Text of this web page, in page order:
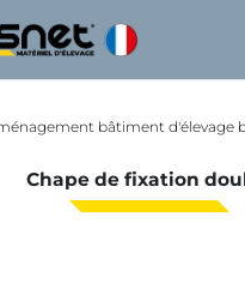
bâtiment d'élevage
Chape de fixation